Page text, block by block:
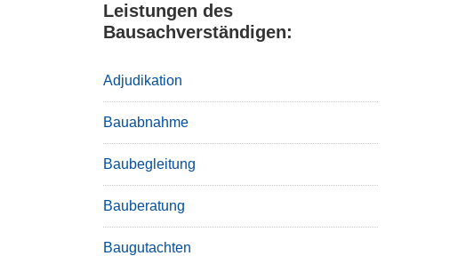
Leistungen des
Bausachverständigen:
Adjudikation
Bauabnahme
Baubegleitung
Bauberatung
Baugutachten